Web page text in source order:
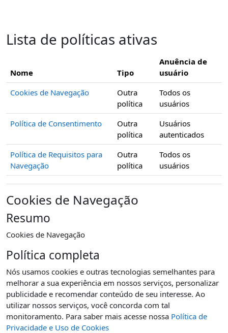
Lista de políticas ativas
Nome Tipo
Anuência de
usuário
Cookies de Navegação
Outra
política
Todos os
usuários
Política de Consentimento
Outra
política
Usuários
autenticados
Política de Requisitos para
Navegação
Outra
política
Todos os
usuários
Cookies de Navegação
Resumo
Cookies de Navegação
Política completa
Nós usamos cookies e outras tecnologias semelhantes para
melhorar a sua experiência em nossos serviços, personalizar
publicidade e recomendar conteúdo de seu interesse. Ao
utilizar nossos serviços, você concorda com tal
monitoramento. Para saber mais acesse nossa Política de
Privacidade e Uso de Cookies